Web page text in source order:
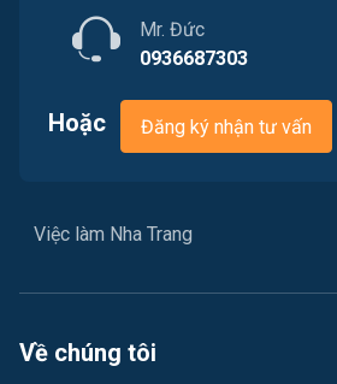
Mr. Đức
0936687303
Hoặc Đăng ký nhận tư vấn
Việc làm Nha Trang
Về chúng tôi